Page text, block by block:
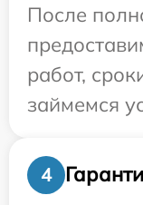
После
работ,
займемся
4